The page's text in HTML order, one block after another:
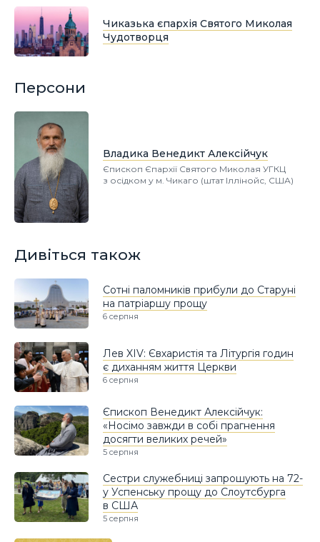
Чиказька єпархія Святого Миколая
Чудотворця
Персони
Владика Венедикт Алексійчук
Єпископ Єпархії Святого Миколая УГКЦ
з осідком у м. Чикаго (штат Іллінойс, США)
Дивіться також
Сотні паломників прибули до Старуні
на патріаршу прощу
6 серпня
Лев XIV: Євхаристія та Літургія годин
є диханням життя Церкви
6 серпня
Єпископ Венедикт Алексійчук:
«Носімо завжди в собі прагнення
досягти великих речей»
5 серпня
Сестри служебниці запрошують на 72-
у Успенську прощу до Слоутсбурга
в США
5 серпня